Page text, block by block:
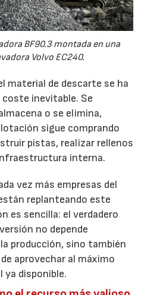
BF90.3 montada en una
Volvo EC240.
material de descarte se ha
inevitable. Se
o se elimina,
sigue comprando
pistas, realizar rellenos
interna.
vez más empresas del
replanteando este
es sencilla: el verdadero
no depende
producción, sino también
aprovechar al máximo
ya disponible.